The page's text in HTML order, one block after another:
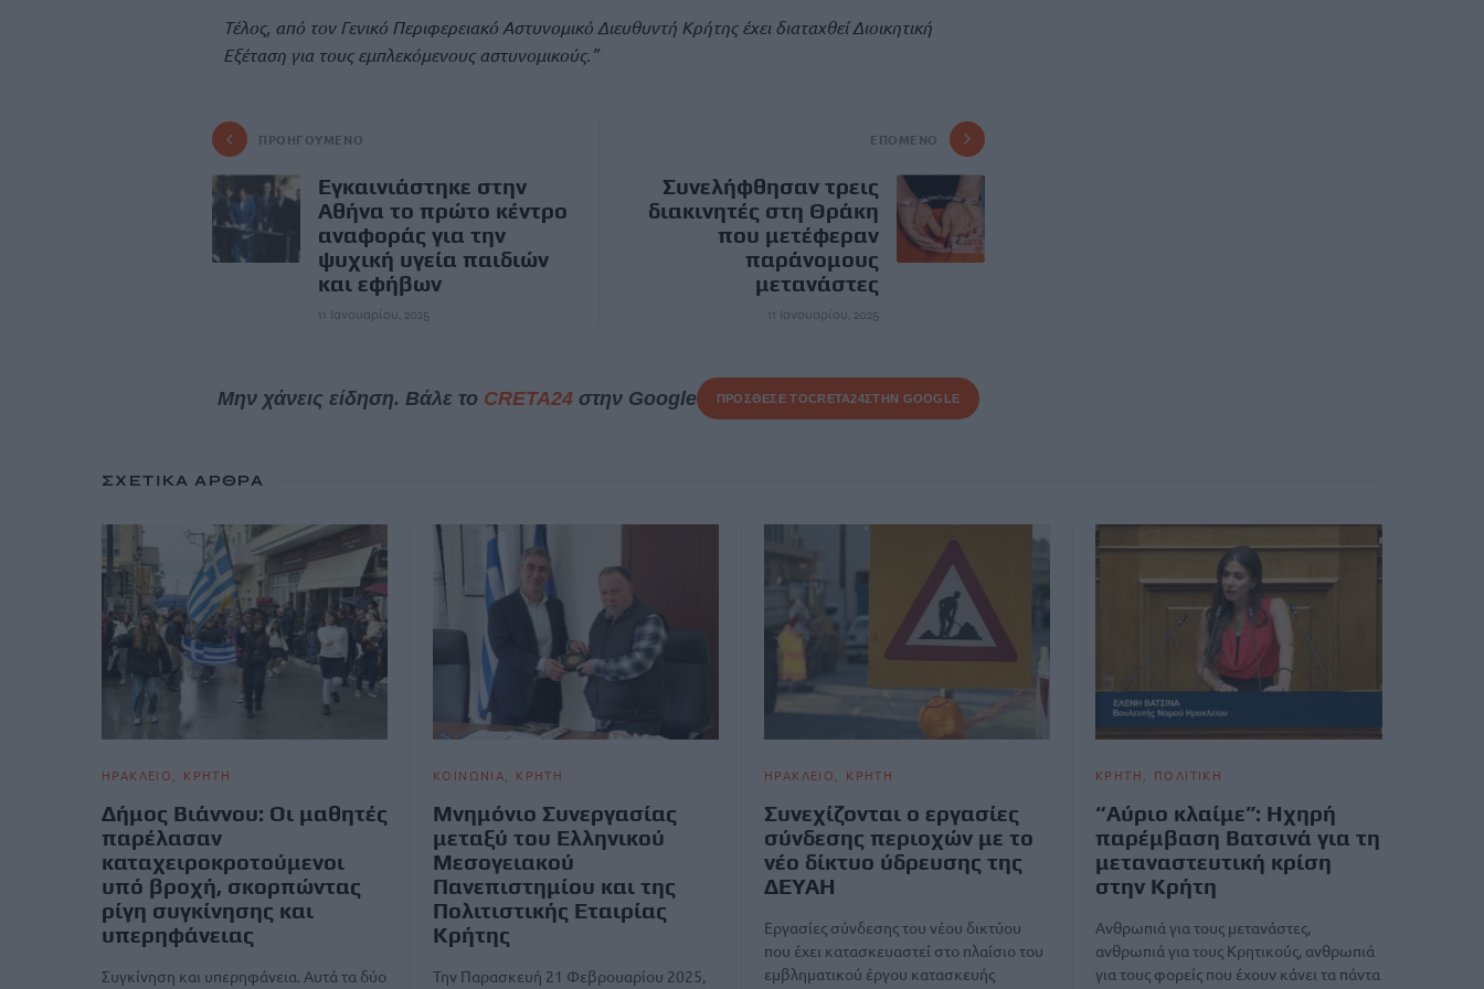
Τέλος, από τον Γενικό Περιφερειακό Αστυνομικό Διευθυντή Κρήτης έχει διαταχθεί Διοικητική
Εξέταση για τους εμπλεκόμενους αστυνομικούς.”
ΠΡΟΗΓΟΎΜΕΝΟ
Εγκαινιάστηκε στην
Αθήνα το πρώτο κέντρο
αναφοράς για την
ψυχική υγεία παιδιών
και εφήβων
11 Ιανουαρίου, 2025
ΕΠΌΜΕΝΟ
Συνελήφθησαν τρεις
διακινητές στη Θράκη
που μετέφεραν
παράνομους
μετανάστες
11 Ιανουαρίου, 2025
Μην χάνεις είδηση. Βάλε το CRETA24στην Google ΠΡΟΣΘΕΣΕ ΤΟCRETA24ΣΤΗΝ GOOGLE
ΣΧΕΤΙΚΆ ΆΡΘΡΑ
ΗΡΑΚΛΕΙΟ ΚΡΗΤΗ
Δήμος Βιάννου: Οι μαθητές
παρέλασαν
καταχειροκροτούμενοι
υπό βροχή, σκορπώντας
ρίγη συγκίνησης και
υπερηφάνειας
Συγκίνηση και υπερηφάνεια. Αυτά τα δύο
ΚΟΙΝΩΝΙΑ ΚΡΗΤΗ
Μνημόνιο Συνεργασίας
μεταξύ του Ελληνικού
Μεσογειακού
Πανεπιστημίου και της
Πολιτιστικής Εταιρίας
Κρήτης
Την Παρασκευή 21 Φεβρουαρίου 2025,
ΗΡΑΚΛΕΙΟ ΚΡΗΤΗ
Συνεχίζονται ο εργασίες
σύνδεσης περιοχών με το
νέο δίκτυο ύδρευσης της
ΔΕΥΑΗ
Εργασίες σύνδεσης του νέου δικτύου
που έχει κατασκευαστεί στο πλαίσιο του
εμβληματικού έργου κατασκευής
ΚΡΗΤΗ ΠΟΛΙΤΙΚΗ
“Αύριο κλαίμε”: Ηχηρή
παρέμβαση Βατσινά για τη
μεταναστευτική κρίση
στην Κρήτη
Ανθρωπιά για τους μετανάστες,
ανθρωπιά για τους Κρητικούς, ανθρωπιά
για τους φορείς που έχουν κάνει τα πάντα